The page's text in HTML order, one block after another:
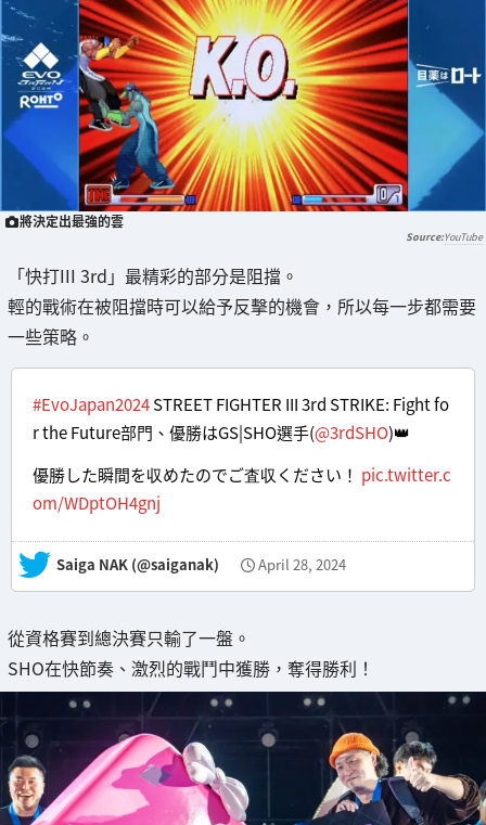
將決定出最強的雲
YouTube
「快打III 3rd」最精彩的部分是阻擋。
輕的戰術在被阻擋時可以給予反擊的機會，所以每一步都需要
一些策略。
#EvoJapan2024STREET FIGHTER III 3rd STRIKE: Fight fo
r the Future部門、優勝はGS|SHO選手(@3rdSHO)👑
優勝した瞬間を収めたのでご査収ください！ pic.twitter.c
om/WDptOH4gnj
— Saiga NAK (@saiganak) April 28, 2024
從資格賽到總決賽只輸了一盤。
SHO在快節奏、激烈的戰鬥中獲勝，奪得勝利！